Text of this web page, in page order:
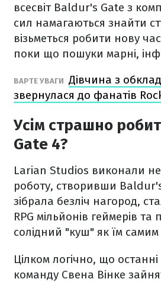
всесвіт Baldur's Gate з
сил намагаються знайти
візьметься робити нову
поки що пошуки марні,
ВАРТЕ УВАГИ Дівчина з
звернулася до фанатів
Усім страшно
Gate 4?
Larian Studios виконали
роботу, створивши
зібрала безліч нагород,
RPG мільйонів геймерів та
солідний "куш" як їм самим
Цілком логічно, що
команду Свена Вінке